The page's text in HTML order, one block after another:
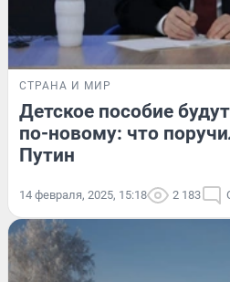
СТРАНА И МИР
Детское пособие
по-новому: что
Путин
14 февраля, 2025, 15:18 2 183